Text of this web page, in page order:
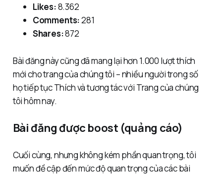
Likes:8.362
Comments:281
Shares:872
Bài đăng này cũng đã mang lại hơn 1.000 lượt thích
mới cho trang của chúng tôi – nhiều người trong số
họ tiếp tục Thích và tương tác với Trang của chúng
tôi hôm nay.
Bài đăng được boost (quảng cáo)
Cuối cùng, nhưng không kém phần quan trọng, tôi
muốn đề cập đến mức độ quan trọng của các bài